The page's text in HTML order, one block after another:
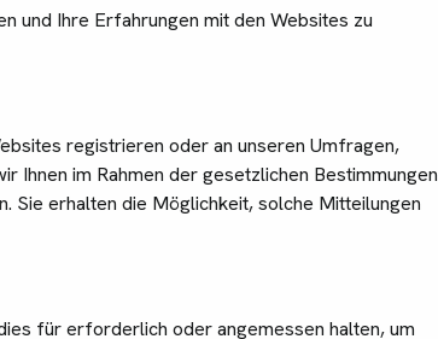
und Ihre Erfahrungen mit den Websites zu
registrieren oder an unseren Umfragen,
Ihnen im Rahmen der gesetzlichen Bestimmungen
Sie erhalten die Möglichkeit, solche Mitteilungen
für erforderlich oder angemessen halten, um